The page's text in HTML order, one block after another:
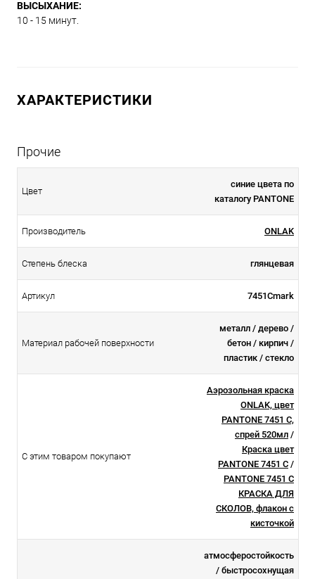
ВЫСЫХАНИЕ:
10 - 15 минут.
ХАРАКТЕРИСТИКИ
Прочие
Цвет
синие цвета по
каталогу PANTONE
Производитель ONLAK
Степень блеска глянцевая
Артикул 7451Cmark
Материал рабочей поверхности
металл / дерево /
бетон / кирпич /
пластик / стекло
С этим товаром покупают
Аэрозольная краска
ONLAK, цвет
PANTONE 7451 C,
спрей 520мл /
Краска цвет
PANTONE 7451 C /
PANTONE 7451 C
КРАСКА ДЛЯ
СКОЛОВ, флакон с
кисточкой
атмосферостойкоcть
/ быстросохнущая